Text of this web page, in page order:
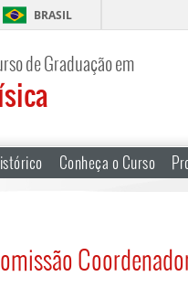
BRASIL
de Graduação em
Conheça o Curso